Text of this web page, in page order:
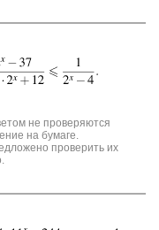
не проверяются
на бумаге.
проверить их